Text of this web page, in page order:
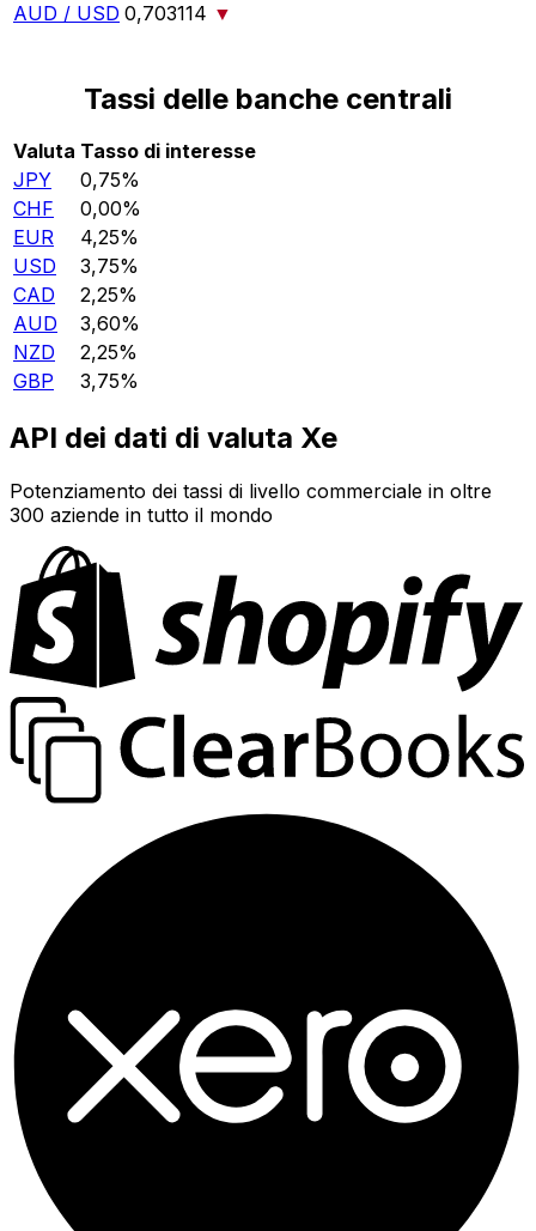
AUD / USD 0,703114 ▼
Tassi delle banche centrali
Valuta Tasso di interesse
JPY
0,75%
CHF
0,00%
EUR
4,25%
USD
3,75%
CAD
2,25%
AUD
3,60%
NZD
2,25%
GBP
3,75%
API dei dati di valuta Xe
Potenziamento dei tassi di livello commerciale in oltre
300 aziende in tutto il mondo